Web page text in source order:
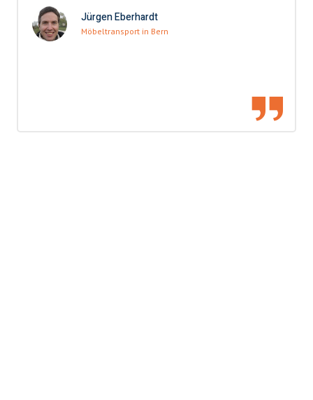
Jürgen Eberhardt
Möbeltransport in Bern